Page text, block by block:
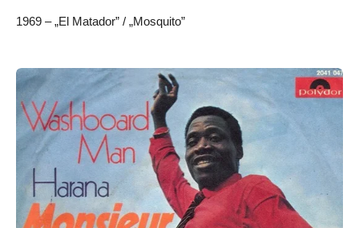
1969 – „El Matador” / „Mosquito”